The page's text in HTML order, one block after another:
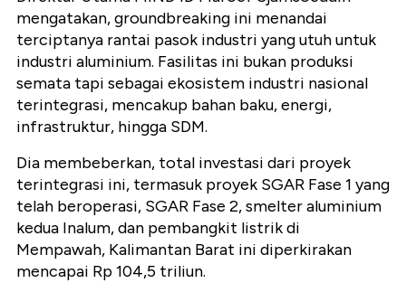
mengatakan, groundbreaking ini menandai
terciptanya rantai pasok industri yang utuh untuk
industri aluminium. Fasilitas ini bukan produksi
semata tapi sebagai ekosistem industri nasional
terintegrasi, mencakup bahan baku, energi,
infrastruktur, hingga SDM.
Dia membeberkan, total investasi dari proyek
terintegrasi ini, termasuk proyek SGAR Fase 1 yang
telah beroperasi, SGAR Fase 2, smelter aluminium
kedua Inalum, dan pembangkit listrik di
Mempawah, Kalimantan Barat ini diperkirakan
mencapai Rp 104,5 triliun.